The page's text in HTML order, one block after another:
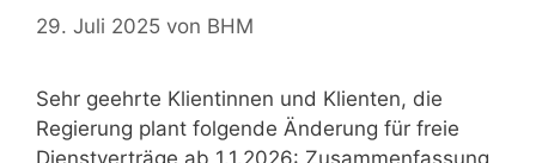
29. Juli 2025 von BHM
Sehr geehrte Klientinnen und Klienten, die
Regierung plant folgende Änderung für freie